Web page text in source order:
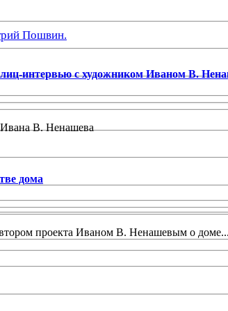
Пошвин.
интервью с художником Иваном В.
Ивана В. Ненашева
дома
проекта Иваном В. Ненашевым о доме...